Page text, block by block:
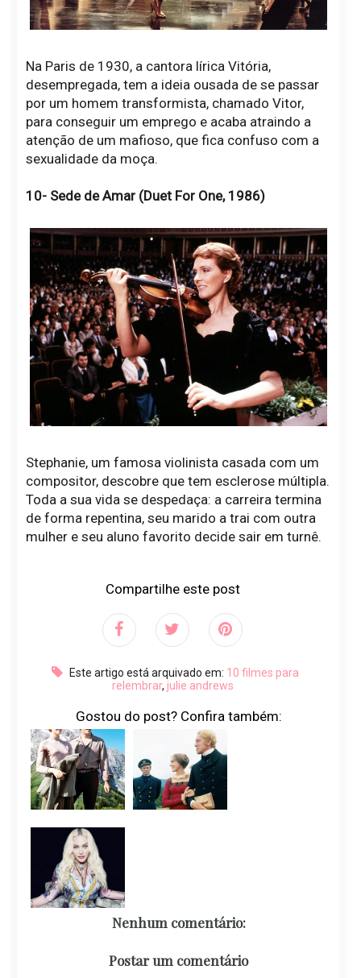
Na Paris de 1930, a cantora lírica Vitória,
desempregada, tem a ideia ousada de se passar
por um homem transformista, chamado Vitor,
para conseguir um emprego e acaba atraindo a
atenção de um mafioso, que fica confuso com a
sexualidade da moça.
10- Sede de Amar (Duet For One, 1986)
Stephanie, um famosa violinista casada com um
compositor, descobre que tem esclerose múltipla.
Toda a sua vida se despedaça: a carreira termina
de forma repentina, seu marido a trai com outra
mulher e seu aluno favorito decide sair em turnê.
Compartilhe este post
Este artigo está arquivado em: 10 filmes para
relembrar, julie andrews
Gostou do post? Confira também:
Nenhum comentário:
Postar um comentário